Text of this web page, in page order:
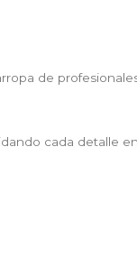
de
cada detalle